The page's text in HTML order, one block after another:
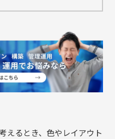
えるとき、色やレイアウト